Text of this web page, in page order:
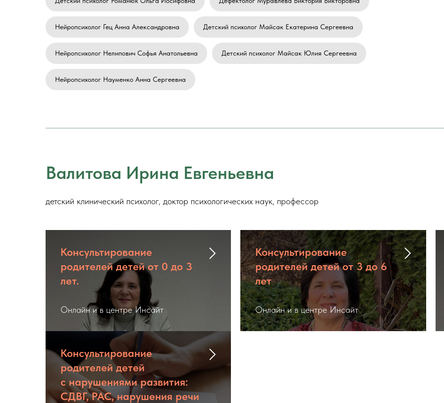
Нейропсихолог Гец Анна Александровна Детский психолог Майсак Екатерина Сергеевна
Нейропсихолог Нелипович Софья Анатольевна Детский психолог Майсак Юлия Сергеевна
Нейропсихолог Науменко Анна Сергеевна
Валитова Ирина Евгеньевна
детский клинический психолог, доктор психологических наук, профессор
Консультирование
родителей детей от 0 до 3
лет.
Онлайн и в центре Инсайт
Консультирование
родителей детей от 3 до 6
лет
Онлайн и в центре Инсайт
Консультирование
родителей детей
с нарушениями развития:
СДВГ, РАС, нарушения речи